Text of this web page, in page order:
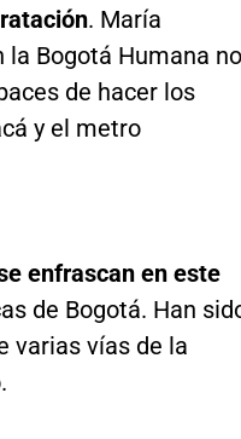
. María
la Bogotá Humana no
de hacer los
y el metro
enfrascan en este
de Bogotá. Han
varias vías de la